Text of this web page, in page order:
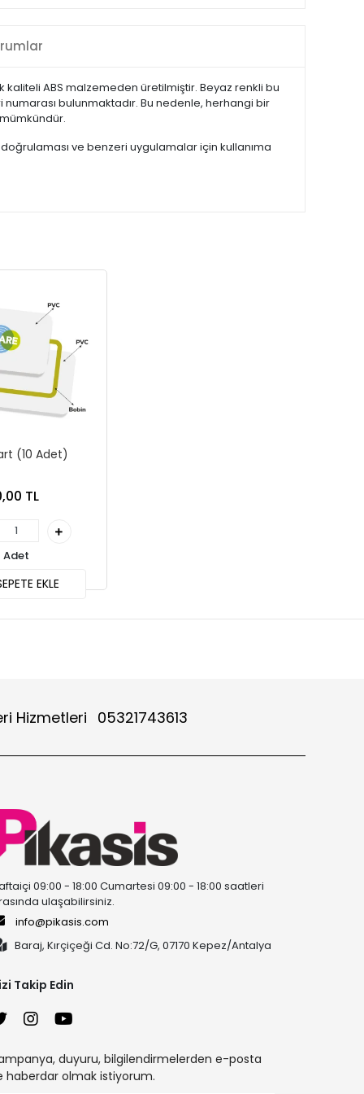
kaliteli ABS malzemeden üretilmiştir. Beyaz renkli bu
numarası bulunmaktadır. Bu nedenle, herhangi bir
ve benzeri uygulamalar için kullanıma
(10 Adet)
TL
Adet
EKLE
Hizmetleri 05321743613
09:00 - 18:00 Cumartesi 09:00 - 18:00 saatleri
ulaşabilirsiniz.
info@pikasis.com
Baraj, Kırçiçeği Cd. No:72/G, 07170 Kepez/Antalya
Takip Edin
duyuru, bilgilendirmelerden e-posta
haberdar olmak istiyorum.